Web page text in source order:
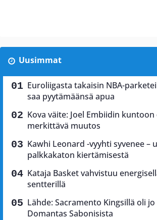
Uusimmat
Euroliigasta takaisin NBA-
saa pyytämäänsä apua
Kova väite: Joel Embiidin
merkittävä muutos
Kawhi Leonard -vyyhti syvenee –
palkkakaton kiertämisestä
Kataja Basket vahvistuu
sentterillä
Lähde: Sacramento Kingsillä oli
Domantas Sabonisista